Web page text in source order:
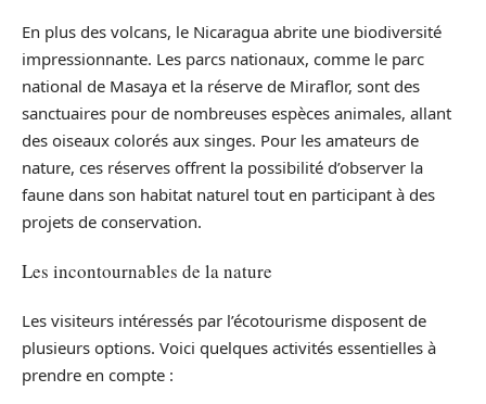
En plus des volcans, le Nicaragua abrite une biodiversité
impressionnante. Les parcs nationaux, comme le parc
national de Masaya et la réserve de Miraflor, sont des
sanctuaires pour de nombreuses espèces animales, allant
des oiseaux colorés aux singes. Pour les amateurs de
nature, ces réserves offrent la possibilité d’observer la
faune dans son habitat naturel tout en participant à des
projets de conservation.
Les incontournables de la nature
Les visiteurs intéressés par l’écotourisme disposent de
plusieurs options. Voici quelques activités essentielles à
prendre en compte :